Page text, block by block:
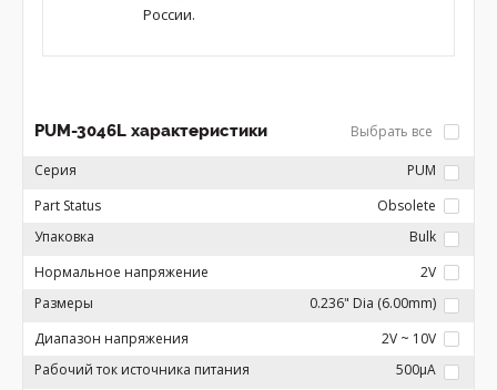
России.
PUM-3046L характеристики Выбрать все
Серия
PUM
Part Status
Obsolete
Упаковка
Bulk
Нормальное напряжение
2V
Размеры
0.236" Dia (6.00mm)
Диапазон напряжения
2V ~ 10V
Рабочий ток источника питания
500µA